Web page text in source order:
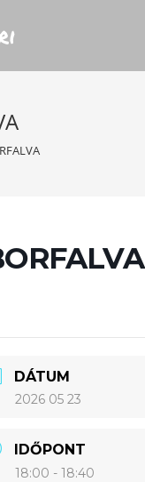
DÁTUM
2026 05 23
IDŐPONT
18:00 - 18:40